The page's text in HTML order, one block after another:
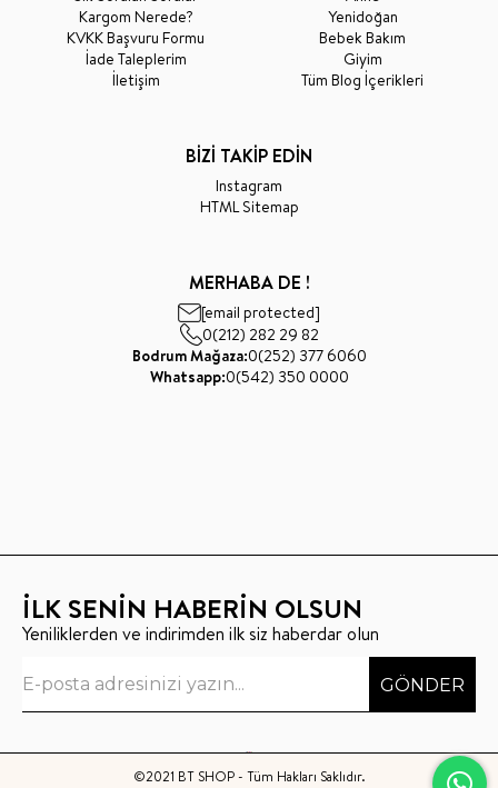
Kargom Nerede?
KVKK Başvuru Formu
İade Taleplerim
İletişim
Yenidoğan
Bebek Bakım
Giyim
Tüm Blog İçerikleri
BİZİ TAKİP EDİN
Instagram
HTML Sitemap
MERHABA DE !
[email protected]
0(212) 282 29 82
Bodrum Mağaza:0(252) 377 6060
Whatsapp:0(542) 350 0000
İLK SENİN HABERİN OLSUN
Yeniliklerden ve indirimden ilk siz haberdar olun
GÖNDER
©2021 BT SHOP - Tüm Hakları Saklıdır.